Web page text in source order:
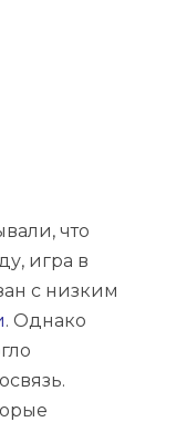
что
игра в
с низким
. Однако